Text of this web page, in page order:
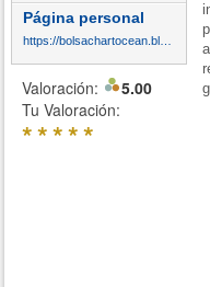
Página personal
Valoración:
5.00
Tu Valoración:
*****